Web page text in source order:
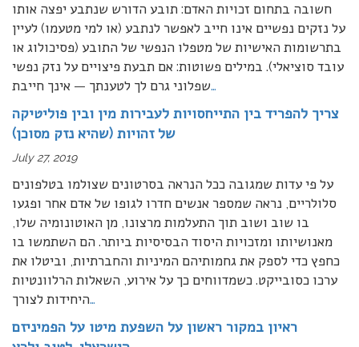
חשובה בתחום זכויות האדם: תובע הדורש שנתבע יפצה אותו
על נזקים נפשיים אינו חייב לאפשר לנתבע (או למי מטעמו) לעיין
בתרשומות האישיות של מטפלו הנפשי של התובע (פסיכולוג או
עובד סוציאלי). במילים פשוטות: אם תבעת פיצויים על נזק נפשי
שפלוני גרם לך לטענתך — אינך חייבת…
צריך להפריד בין התייחסויות לעבירות מין ובין פוליטיקה
של זהויות (שהיא נזק מסוכן)
July 27, 2019
על פי עדות שמגובה ככל הנראה בסרטונים שצולמו בטלפונים
סלולריים, נראה שמספר אנשים חדרו לגופו של אדם אחר ופגעו
בו שוב ושוב תוך התעלמות מרצונו, מן האוטונומיה שלו,
מאנושיותו ומזכויות היסוד הבסיסיות ביותר. הם השתמשו בו
כחפץ כדי לספק את גחמותיהם המיניות והחברתיות, וביטלו את
ערכו כסובייקט. כשמדווחים כך על אירוע, השאלות הרלוונטיות
היחידות לצורך…
ראיון במקור ראשון על השפעת מיטו על הפמיניזם